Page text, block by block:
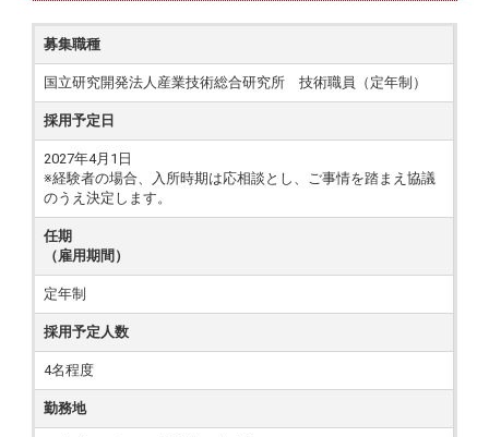
募集職種
国立研究開発法人産業技術総合研究所 技術職員（定年制）
採用予定日
2027年4月1日
※経験者の場合、入所時期は応相談とし、ご事情を踏まえ協議
のうえ決定します。
任期
（雇用期間）
定年制
採用予定人数
4名程度
勤務地